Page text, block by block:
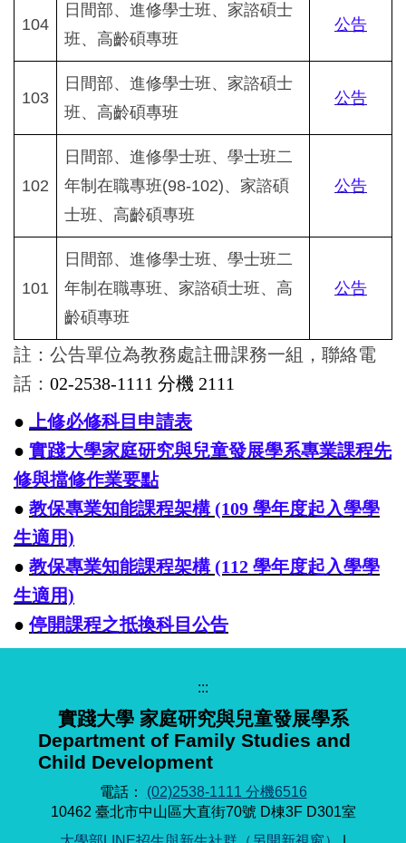
104
日間部、進修學士班、家諮碩士
班、高齡碩專班
公告
103
日間部、進修學士班、家諮碩士
班、高齡碩專班
公告
102
日間部、進修學士班、學士班二
年制在職專班(98-102)、家諮碩
士班、高齡碩專班
公告
101
日間部、進修學士班、學士班二
年制在職專班、家諮碩士班、高
齡碩專班
公告
註：公告單位為教務處註冊課務一組，聯絡電
話： 02-2538-1111 分機 2111
● 上修必修科目申請表
● 實踐大學家庭研究與兒童發展學系專業課程先
修與擋修作業要點
● 教保專業知能課程架構 (109 學年度起入學學
生適用)
● 教保專業知能課程架構 (112 學年度起入學學
生適用)
● 停開課程之抵換科目公告
:::
實踐大學 家庭研究與兒童發展學系
Department of Family Studies and
Child Development
電話： (02)2538-1111 分機6516
10462 臺北市中山區大直街70號 D棟3F D301室